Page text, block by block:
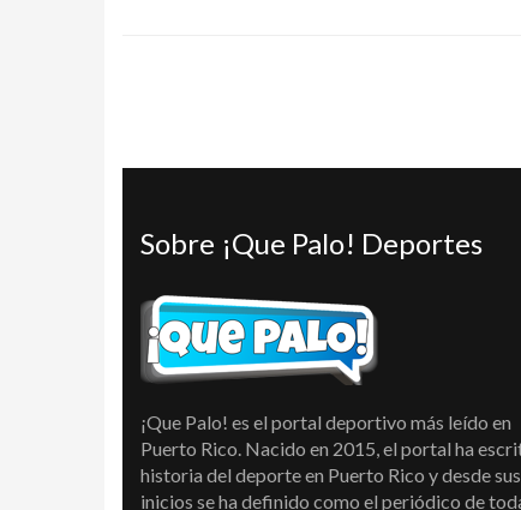
Sobre ¡Que Palo! Deportes
¡Que Palo! es el portal deportivo más leído en
Puerto Rico. Nacido en 2015, el portal ha
historia del deporte en Puerto Rico y desde sus
inicios se ha definido como el periódico de